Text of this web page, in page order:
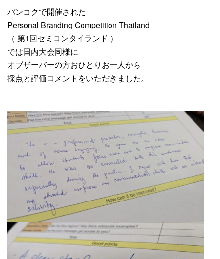
バンコクで開催された
Personal Branding Competition Thailand
（ 第1回セミコンタイランド ）
では国内大会同様に
オブザーバーの方おひとりお一人から
採点と評価コメントをいただきました。